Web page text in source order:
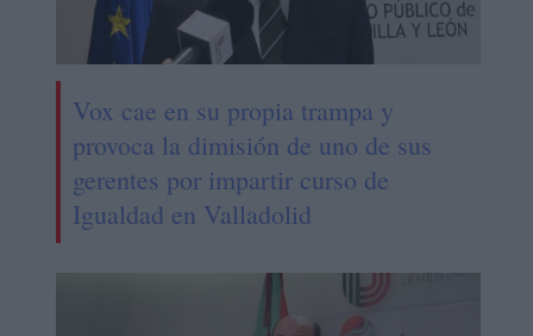
Vox cae en su propia trampa y
provoca la dimisión de uno de sus
gerentes por impartir curso de
Igualdad en Valladolid